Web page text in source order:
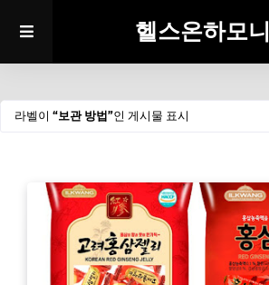
헬스온하모니
라벨이 보관 방법 인 게시물 표시